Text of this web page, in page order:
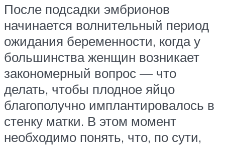
После подсадки эмбрионов
начинается волнительный период
ожидания беременности, когда у
большинства женщин возникает
закономерный вопрос — что
делать, чтобы плодное яйцо
благополучно имплантировалось в
стенку матки. В этом момент
необходимо понять, что, по сути,